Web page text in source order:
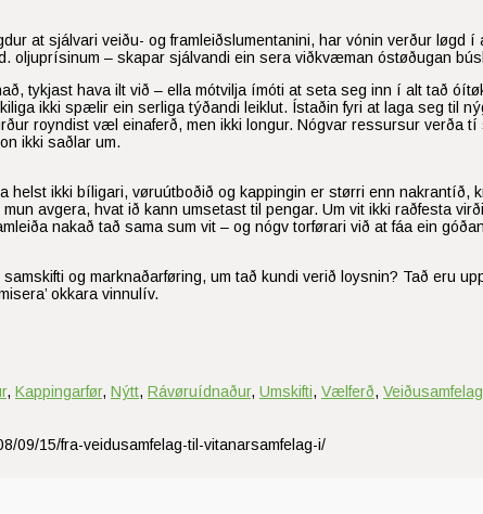
at sjálvari veiðu- og framleiðslumentanini, har vónin verður løgd
oljuprísinum – skapar sjálvandi ein sera viðkvæman óstøðugan
tykjast hava ilt við – ella mótvilja ímóti at seta seg inn í alt tað
ikki spælir ein serliga týðandi leiklut. Ístaðin fyri at laga seg til
royndist væl einaferð, men ikki longur. Nógvar ressursur verða
ikki saðlar um.
helst ikki bíligari, vøruútboðið og kappingin er størri enn nakrantíð,
avgera, hvat ið kann umsetast til pengar. Um vit ikki raðfesta
nakað tað sama sum vit – og nógv torførari við at fáa ein
og marknaðarføring, um tað kundi verið loysnin? Tað eru
okkara vinnulív.
, Kappingarfør, Nýtt, Rávøruídnaður, Umskifti, Vælferð, Veiðusamfelag
09/15/fra-veidusamfelag-til-vitanarsamfelag-i/